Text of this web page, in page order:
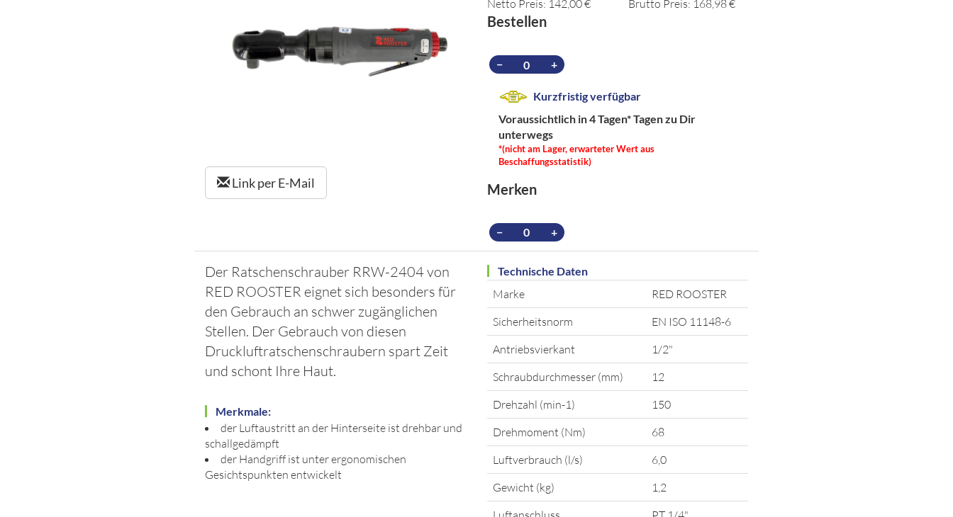
Link per E-Mail
Netto Preis: 142,00 € Brutto Preis: 168,98 €
Bestellen
− +
Kurzfristig verfügbar
Voraussichtlich in 4 Tagen*Tagen zu Dir
unterwegs
*(nicht am Lager, erwarteter Wert aus
Beschaffungsstatistik)
Merken
− +
Der Ratschenschrauber RRW-2404 von
RED ROOSTER eignet sich besonders für
den Gebrauch an schwer zugänglichen
Stellen. Der Gebrauch von diesen
Druckluftratschenschraubern spart Zeit
und schont Ihre Haut.
Merkmale:
der Luftaustritt an der Hinterseite ist drehbar und
schallgedämpft
der Handgriff ist unter ergonomischen
Gesichtspunkten entwickelt
Technische Daten
Marke
RED ROOSTER
Sicherheitsnorm
EN ISO 11148-6
Antriebsvierkant
1/2"
Schraubdurchmesser (mm)
12
Drehzahl (min-1)
150
Drehmoment (Nm)
68
Luftverbrauch (l/s)
6,0
Gewicht (kg)
1,2